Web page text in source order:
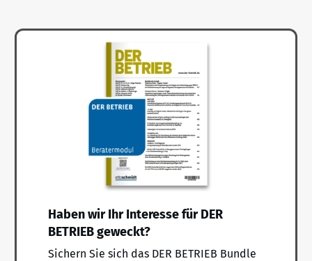
Haben wir Ihr Interesse für DER
BETRIEB geweckt?
Sichern Sie sich das DER BETRIEB Bundle